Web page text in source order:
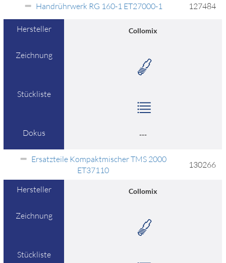
Handrührwerk RG 160-1 ET27000-1 127484
Hersteller Collomix
Zeichnung
Stückliste
Dokus ---
Ersatzteile Kompaktmischer TMS 2000
ET37110
130266
Hersteller Collomix
Zeichnung
Stückliste